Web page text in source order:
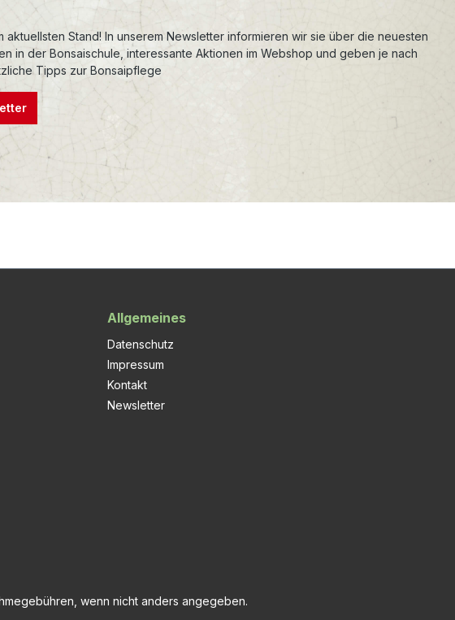
aktuellsten Stand! In unserem Newsletter informieren wir sie über die neuesten
in der Bonsaischule, interessante Aktionen im Webshop und geben je nach
Tipps zur Bonsaipflege
Allgemeines
Datenschutz
Impressum
Kontakt
Newsletter
wenn nicht anders angegeben.